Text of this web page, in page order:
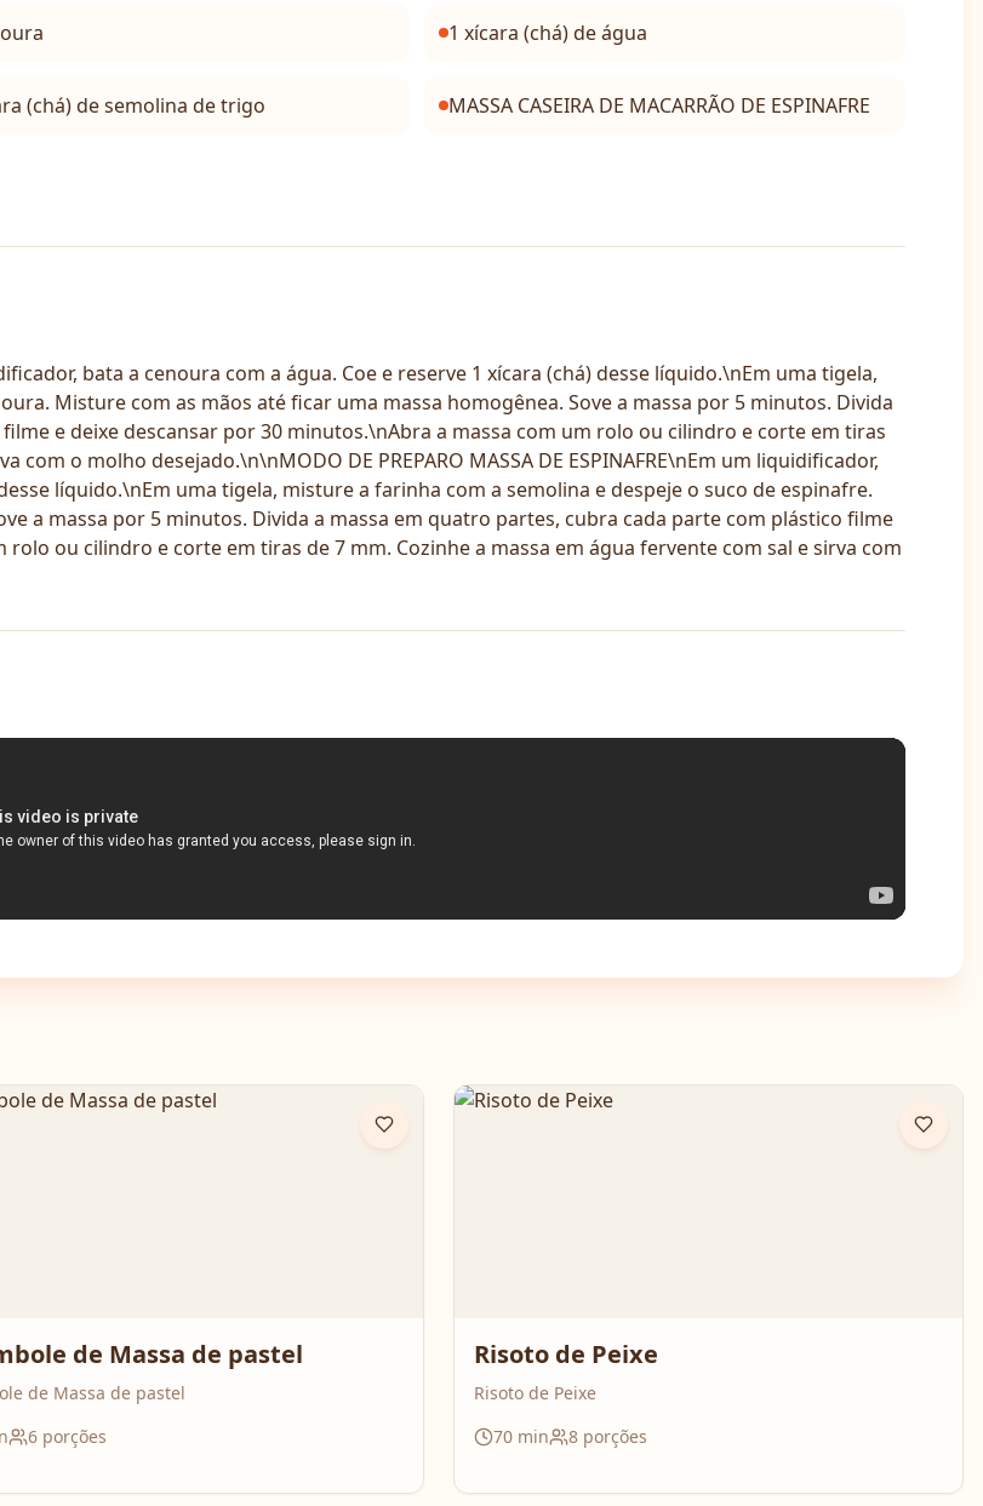
1 xícara (chá) de água
(chá) de semolina de trigo MASSA CASEIRA DE MACARRÃO DE ESPINAFRE
bata a cenoura com a água. Coe e reserve 1 xícara (chá) desse líquido.\nEm uma tigela,
Misture com as mãos até ficar uma massa homogênea. Sove a massa por 5 minutos. Divida
e deixe descansar por 30 minutos.\nAbra a massa com um rolo ou cilindro e corte em tiras
o molho desejado.\n\nMODO DE PREPARO MASSA DE ESPINAFRE\nEm um liquidificador,
líquido.\nEm uma tigela, misture a farinha com a semolina e despeje o suco de espinafre.
a massa por 5 minutos. Divida a massa em quatro partes, cubra cada parte com plástico filme
ou cilindro e corte em tiras de 7 mm. Cozinhe a massa em água fervente com sal e sirva com
de Massa de pastel
de Massa de pastel
6 porções
Risoto de Peixe
Risoto de Peixe
70min 8porções